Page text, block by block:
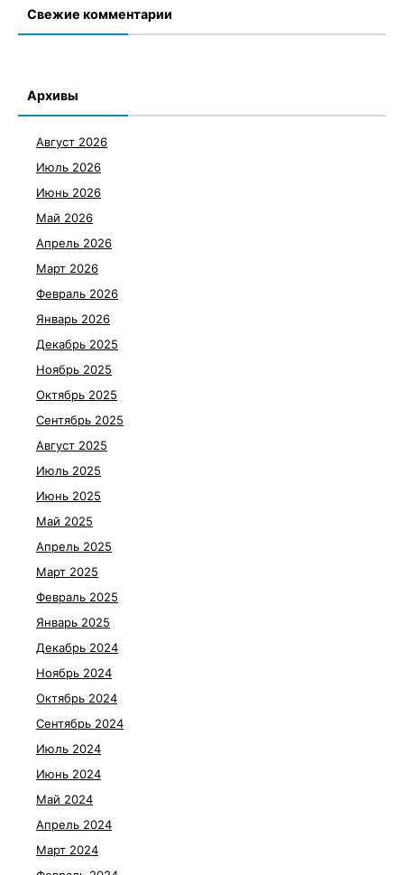
Свежие комментарии
Архивы
Август 2026
Июль 2026
Июнь 2026
Май 2026
Апрель 2026
Март 2026
Февраль 2026
Январь 2026
Декабрь 2025
Ноябрь 2025
Октябрь 2025
Сентябрь 2025
Август 2025
Июль 2025
Июнь 2025
Май 2025
Апрель 2025
Март 2025
Февраль 2025
Январь 2025
Декабрь 2024
Ноябрь 2024
Октябрь 2024
Сентябрь 2024
Июль 2024
Июнь 2024
Май 2024
Апрель 2024
Март 2024